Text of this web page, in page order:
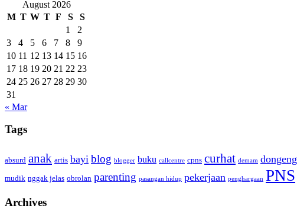
August 2026
M T W T F S
S
1
2
3
4 5 6 7 8
9
10 11 12 13 14 15 16
17 18 19 20 21 22 23
24 25 26 27 28 29 30
31
« Mar
Tags
absurd anak artis bayi blog blogger buku callcentre cpns curhat demam dongeng
mudik nggak jelas obrolan parenting pasangan hidup pekerjaan penghargaan PNS
Archives